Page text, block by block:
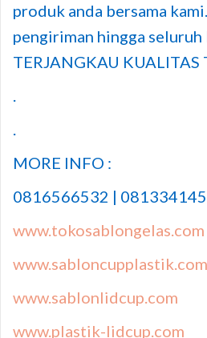
produk anda bersama
pengiriman hingga
TERJANGKAU KUALITAS
.
.
MORE INFO :
0816566532 |
www.tokosablongelas.com
www.sabloncupplastik.com
www.sablonlidcup.com
www.plastik-lidcup.com